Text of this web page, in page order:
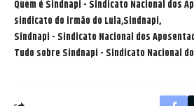
Quem é Sindnapi - Sindicato Nacional dos
sindicato do irmão do Lula Sindnapi
Sindnapi - Sindicato Nacional dos
Tudo sobre Sindnapi - Sindicato Nacional